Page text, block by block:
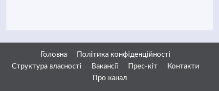
Головна
Політика конфіденційності
Структура власності
Вакансії Прес-кіт
Контакти
Про канал